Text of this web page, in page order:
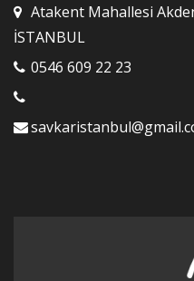
Atakent Mahallesi
İSTANBUL
0546 609 22 23